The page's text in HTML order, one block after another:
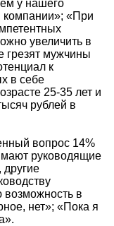
у нашего
компании»; «При
увеличить в
грезят мужчины
к
в себе
25-35 лет и
рублей в
вопрос 14%
руководящие
другие
возможность в
нет»; «Пока я